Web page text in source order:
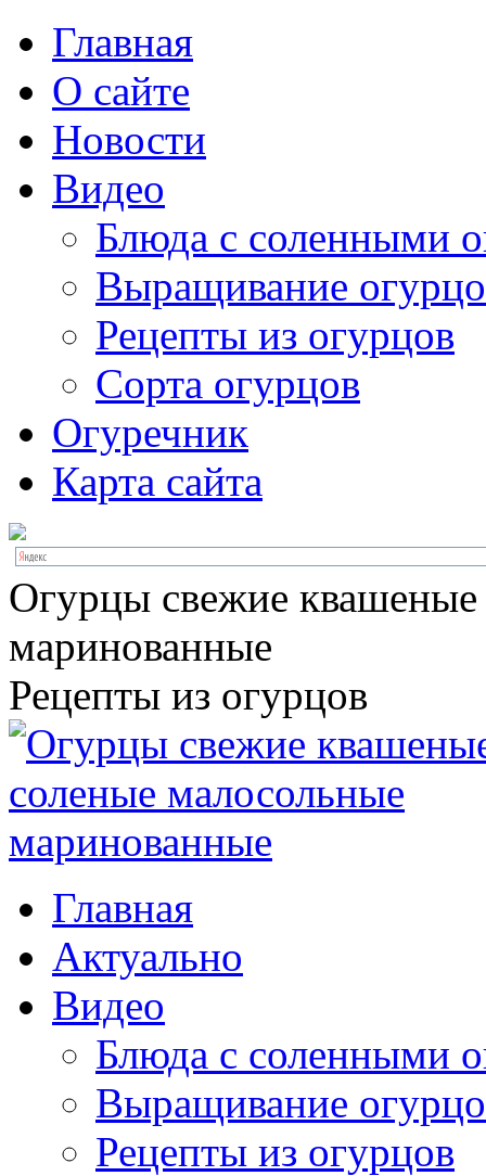
Главная
О сайте
Новости
Видео
Блюда с соленными
Выращивание
Рецепты из огурцов
Сорта огурцов
Огуречник
Карта сайта
Огурцы свежие
маринованные
Рецепты из огурцов
Главная
Актуально
Видео
Блюда с соленными
Выращивание
Рецепты из огурцов